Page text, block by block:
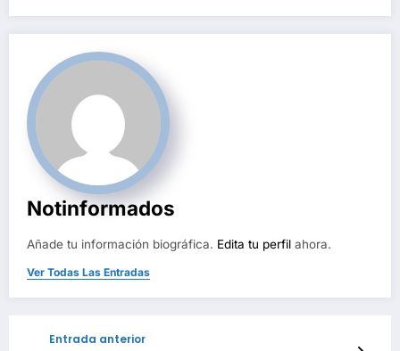
Notinformados
Añade tu información biográfica. Edita tu perfil ahora.
Ver Todas Las Entradas
Entrada anterior